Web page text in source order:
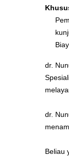
dr.
dr.
Beliau